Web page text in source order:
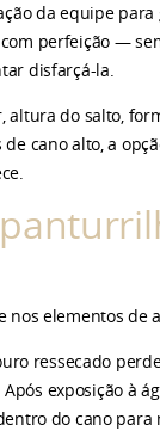
da equipe
perfeição —
disfarçá-la.
altura do salto,
cano alto, a
nos elementos de
ressecado
exposição à
do cano